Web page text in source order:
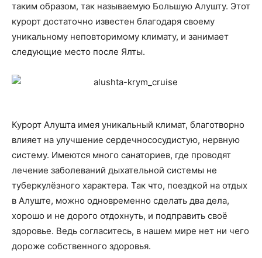
таким образом, так называемую Большую Алушту. Этот
курорт достаточно известен благодаря своему
уникальному неповторимому климату, и занимает
следующие место после Ялты.
Курорт Алушта имея уникальный климат, благотворно
влияет на улучшение сердечнососудистую, нервную
систему. Имеются много санаториев, где проводят
лечение заболеваний дыхательной системы не
туберкулёзного характера. Так что, поездкой на отдых
в Алуште, можно одновременно сделать два дела,
хорошо и не дорого отдохнуть, и подправить своё
здоровье. Ведь согласитесь, в нашем мире нет ни чего
дороже собственного здоровья.